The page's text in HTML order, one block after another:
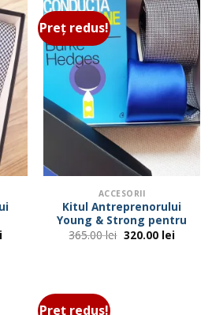
Prețul
curent
Preț redus!
ACCESORII
Kitul Antreprenorului
Young & Strong pentru
365.00lei Prețul
inițial
320.00 leiPrețul
curent
Preț redus!